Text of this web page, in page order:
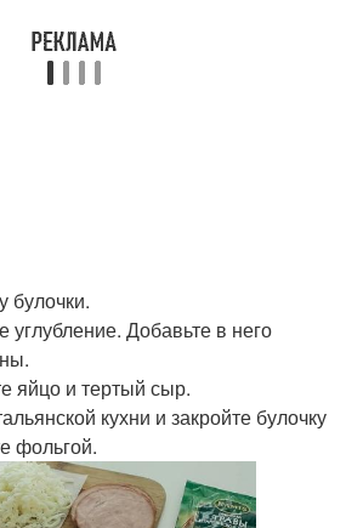
булочки.
углубление. Добавьте в него
яйцо и тертый сыр.
кухни и закройте булочку
фольгой.